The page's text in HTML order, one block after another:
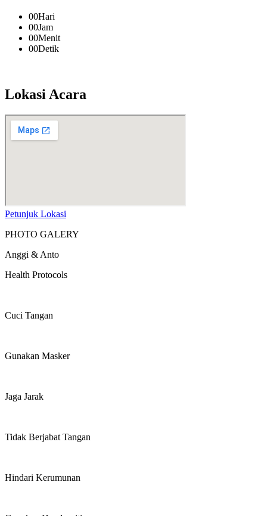
00Hari
00Jam
00Menit
00Detik
Lokasi Acara
Petunjuk Lokasi
PHOTO GALERY
Anggi & Anto
Health Protocols
Cuci Tangan
Gunakan Masker
Jaga Jarak
Tidak Berjabat Tangan
Hindari Kerumunan